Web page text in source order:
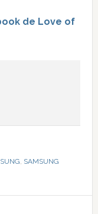
de Love of
, SAMSUNG